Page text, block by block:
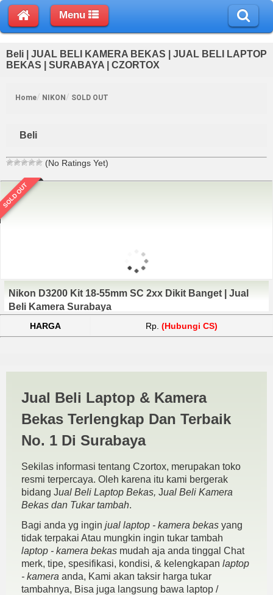
Menu
Beli | JUAL BELI KAMERA BEKAS | JUAL BELI LAPTOP
BEKAS | SURABAYA | CZORTOX
Home NIKON SOLD OUT
Beli
(No Ratings Yet)
SOLD OUT
Nikon D3200 Kit 18-55mm SC 2xx Dikit Banget | Jual
Beli Kamera Surabaya
HARGA Rp. (Hubungi CS)
BEKAS | JUAL BELI LAPTOP
BEKAS | SURABAYA
Jual Beli Laptop & Kamera
Bekas Terlengkap Dan Terbaik
No. 1 Di Surabaya
Sekilas informasi tentang Czortox, merupakan toko
resmi terpercaya. Oleh karena itu kami bergerak
bidang Jual Beli Laptop Bekas, Jual Beli Kamera
Bekas dan Tukar tambah.
Bagi anda yg ingin jual laptop - kamera bekas yang
tidak terpakai Atau mungkin ingin tukar tambah
laptop - kamera bekas mudah aja anda tinggal Chat
merk, tipe, spesifikasi, kondisi, & kelengkapan laptop
- kamera anda, Kami akan taksir harga tukar
tambahnya, Bisa juga langsung bawa laptop /